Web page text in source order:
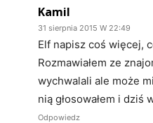
Kamil
31 sierpnia 2015 W 22:49
Elf napisz coś więcej,
Rozmawiałem ze
wychwalali ale może
nią głosowałem i dziś
Odpowiedz